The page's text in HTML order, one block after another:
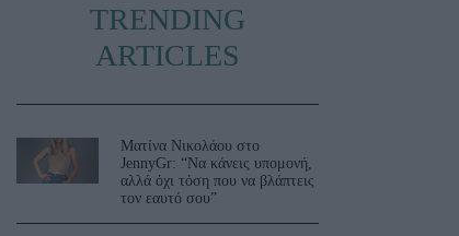
TRENDING
ARTICLES
Ματίνα Νικολάου στο
JennyGr: “Να κάνεις υπομονή,
αλλά όχι τόση που να βλάπτεις
τον εαυτό σου”